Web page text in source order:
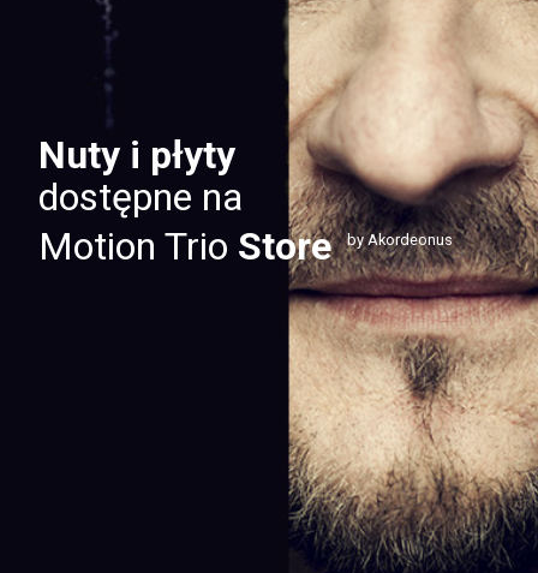
Nuty i płyty
dostępne na
Motion Trio Store by Akordeonus